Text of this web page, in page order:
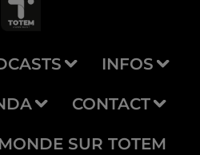
INFOS
CONTACT
SUR TOTEM